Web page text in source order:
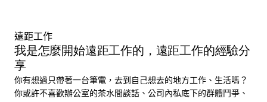
遠距工作
我是怎麼開始遠距工作的，遠距工作的經驗分
享
你有想過只帶著一台筆電，去到自己想去的地方工作、生活嗎？
你或許不喜歡辦公室的茶水間談話、公司內私底下的群體鬥爭、